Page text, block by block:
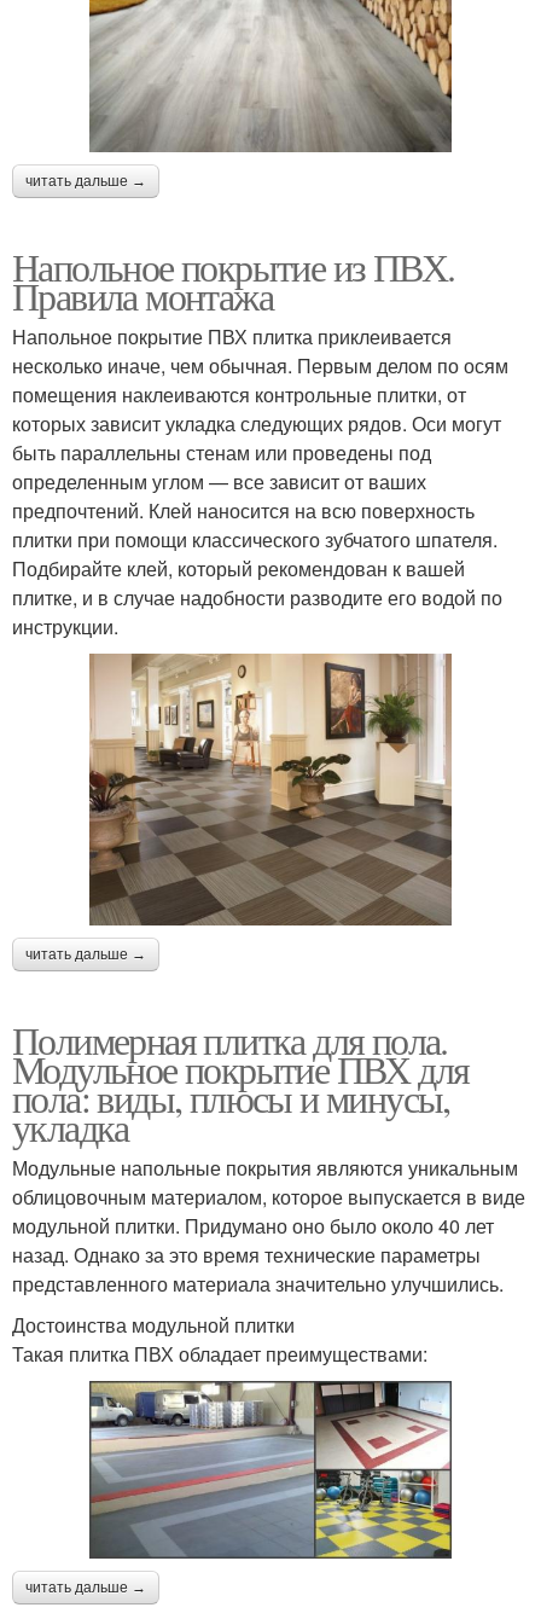
читать дальше →
Напольное покрытие из ПВХ.
Правила монтажа
Напольное покрытие ПВХ плитка приклеивается
несколько иначе, чем обычная. Первым делом по осям
помещения наклеиваются контрольные плитки, от
которых зависит укладка следующих рядов. Оси могут
быть параллельны стенам или проведены под
определенным углом — все зависит от ваших
предпочтений. Клей наносится на всю поверхность
плитки при помощи классического зубчатого шпателя.
Подбирайте клей, который рекомендован к вашей
плитке, и в случае надобности разводите его водой по
инструкции.
читать дальше →
Полимерная плитка для пола.
Модульное покрытие ПВХ для
пола: виды, плюсы и минусы,
укладка
Модульные напольные покрытия являются уникальным
облицовочным материалом, которое выпускается в виде
модульной плитки. Придумано оно было около 40 лет
назад. Однако за это время технические параметры
представленного материала значительно улучшились.
Достоинства модульной плитки
Такая плитка ПВХ обладает преимуществами:
читать дальше →